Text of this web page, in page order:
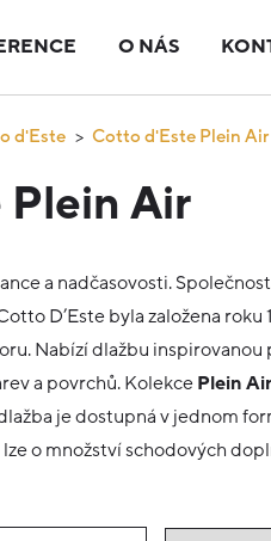
O NÁS
d'Este Cotto d'Este Plein Air
Air
a nadčasovosti.
D’Este byla založena roku
Nabízí dlažbu
a povrchů. KolekcePlein Air
je dostupná v jednom
o množství schodových